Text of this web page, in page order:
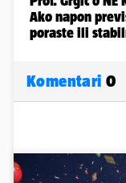
Komentari 0